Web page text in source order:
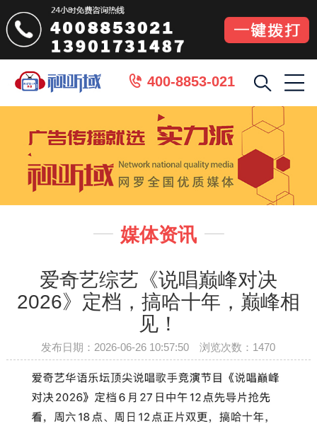
 400-8853-021
 媒体资讯 
爱奇艺综艺《说唱巅峰对决
2026》定档，搞哈十年，巅峰相
见！
发布日期：2026-06-26 10:57:50 浏览次数： 1470